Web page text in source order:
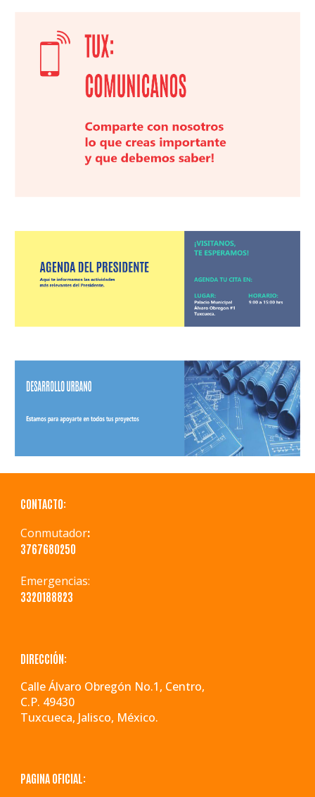
CONTACTO:
Conmutador:
3767680250
Emergencias:
3320188823
DIRECCIÓN:
Calle Álvaro Obregón No.1, Centro,
C.P. 49430
Tuxcueca, Jalisco, México.
PAGINA OFICIAL: